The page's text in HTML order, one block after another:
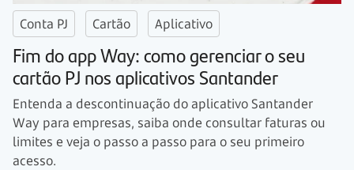
Conta PJ Cartão Aplicativo
Fim do app Way: como gerenciar o seu
cartão PJ nos aplicativos Santander
Entenda a descontinuação do aplicativo Santander
Way para empresas, saiba onde consultar faturas ou
limites e veja o passo a passo para o seu primeiro
acesso.